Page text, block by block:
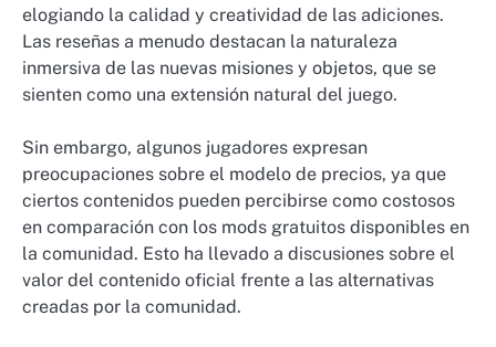
elogiando la calidad y creatividad de las adiciones.
Las reseñas a menudo destacan la naturaleza
inmersiva de las nuevas misiones y objetos, que se
sienten como una extensión natural del juego.
Sin embargo, algunos jugadores expresan
preocupaciones sobre el modelo de precios, ya que
ciertos contenidos pueden percibirse como costosos
en comparación con los mods gratuitos disponibles en
la comunidad. Esto ha llevado a discusiones sobre el
valor del contenido oficial frente a las alternativas
creadas por la comunidad.